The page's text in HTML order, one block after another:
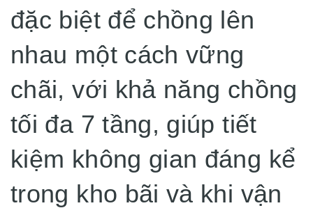
đặc biệt để chồng lên
nhau một cách vững
chãi, với khả năng chồng
tối đa 7 tầng, giúp tiết
kiệm không gian đáng kể
trong kho bãi và khi vận